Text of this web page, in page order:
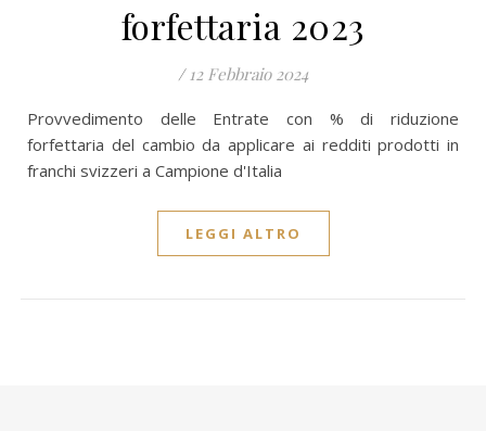
forfettaria 2023
/ 12 Febbraio 2024
Provvedimento delle Entrate con % di riduzione
forfettaria del cambio da applicare ai redditi prodotti in
franchi svizzeri a Campione d'Italia
LEGGI ALTRO